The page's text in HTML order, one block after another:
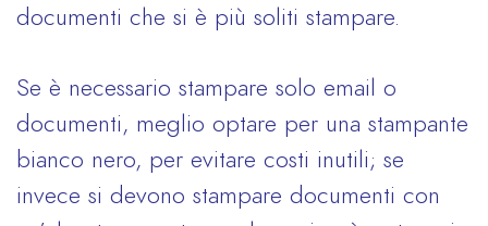
documenti che si è più soliti stampare.
Se è necessario stampare solo email o
documenti, meglio optare per una stampante
bianco nero, per evitare costi inutili; se
invece si devono stampare documenti con